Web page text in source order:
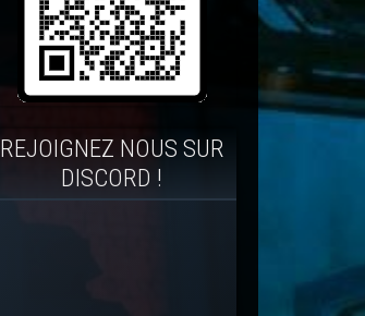
REJOIGNEZ NOUS SUR
DISCORD !